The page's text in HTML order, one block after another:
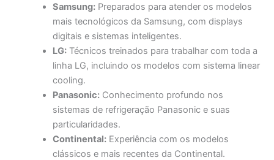
Samsung: Preparados para atender os modelos
mais tecnológicos da Samsung, com displays
digitais e sistemas inteligentes.
LG: Técnicos treinados para trabalhar com toda a
linha LG, incluindo os modelos com sistema linear
cooling.
Panasonic: Conhecimento profundo nos
sistemas de refrigeração Panasonic e suas
particularidades.
Continental: Experiência com os modelos
clássicos e mais recentes da Continental.